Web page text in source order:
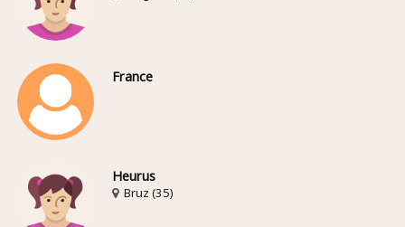
France
Heurus
Bruz (35)